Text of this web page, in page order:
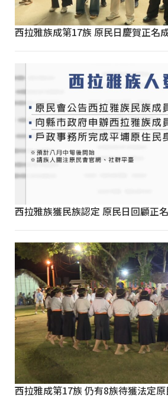
西拉雅族成第17族 原民日慶賀正名
西拉雅族獲民族認定 原民日回顧正
西拉雅成第17族 仍有8族待獲法定